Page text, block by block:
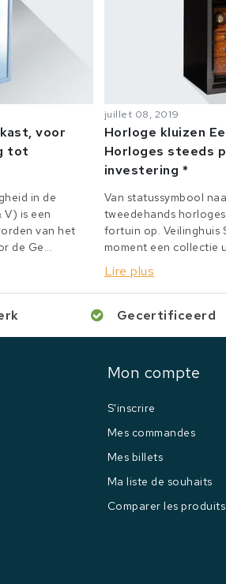
voor
tot
in de
V) is een
van het
de Ge...
juillet 08, 2019
Horloge kluizen
Horloges steeds
investering *
Van statussymbool
tweedehands
fortuin op. Veilinghuis
moment een collectie
Lire plus
Gecertificeerd
Mon compte
S'inscrire
Mes commandes
Mes billets
Ma liste de souhaits
Comparer les produits